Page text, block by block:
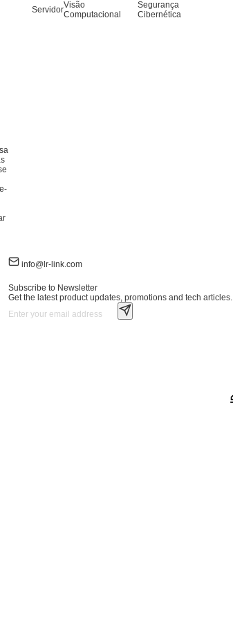
ServidorVisão
Computacional
Segurança
Cibernética
info@lr-link.com
Subscribe to Newsletter
Get the latest product updates, promotions and tech articles.